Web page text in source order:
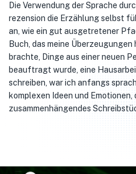
Die Verwendung der Sprache
rezension die Erzählung selbst
an, wie ein gut ausgetretener
Buch, das meine
brachte, Dinge aus einer neuen
beauftragt wurde, eine
schreiben, war ich anfangs
komplexen Ideen und Emotionen,
zusammenhängendes